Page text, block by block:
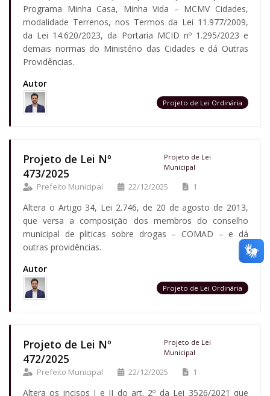
Programa Minha Casa, Minha Vida – MCMV Cidades,
modalidade Terrenos, nos Termos da Lei 11.977/2009,
da Lei 14.620/2023, da Portaria MCID nº 1.295/2023 e
demais normas do Ministério das Cidades e dá Outras
Providências.
Autor
Projeto de Lei Ordinária
Projeto de Lei Nº
473/2025
Projeto de Lei
Municipal
Prefeito Municipal 22/12/2025 1
Altera o Artigo 34, Lei 2.746, de 20 de agosto de 2013,
que versa a composição dos membros do conselho
municipal de pliticas sobre drogas – COMAD – e dá
outras providências.
Autor
Projeto de Lei Ordinária
Projeto de Lei Nº
472/2025
Projeto de Lei
Municipal
Prefeito Municipal 22/12/2025 1
Altera os incisos I e II do art. 2º da Lei 3526/2021 que